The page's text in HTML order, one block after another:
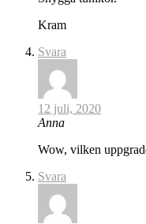
Kram
Svara
12 juli, 2020
Anna
Wow, vilken
Svara